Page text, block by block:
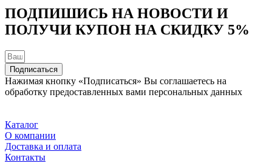
товара.
ПОДПИШИСЬ НА НОВОСТИ И
ПОЛУЧИ КУПОН НА СКИДКУ 5%
Подписаться
Нажимая кнопку «Подписаться» Вы соглашаетесь на
обработку предоставленных вами персональных данных
Каталог
О компании
Доставка и оплата
Контакты